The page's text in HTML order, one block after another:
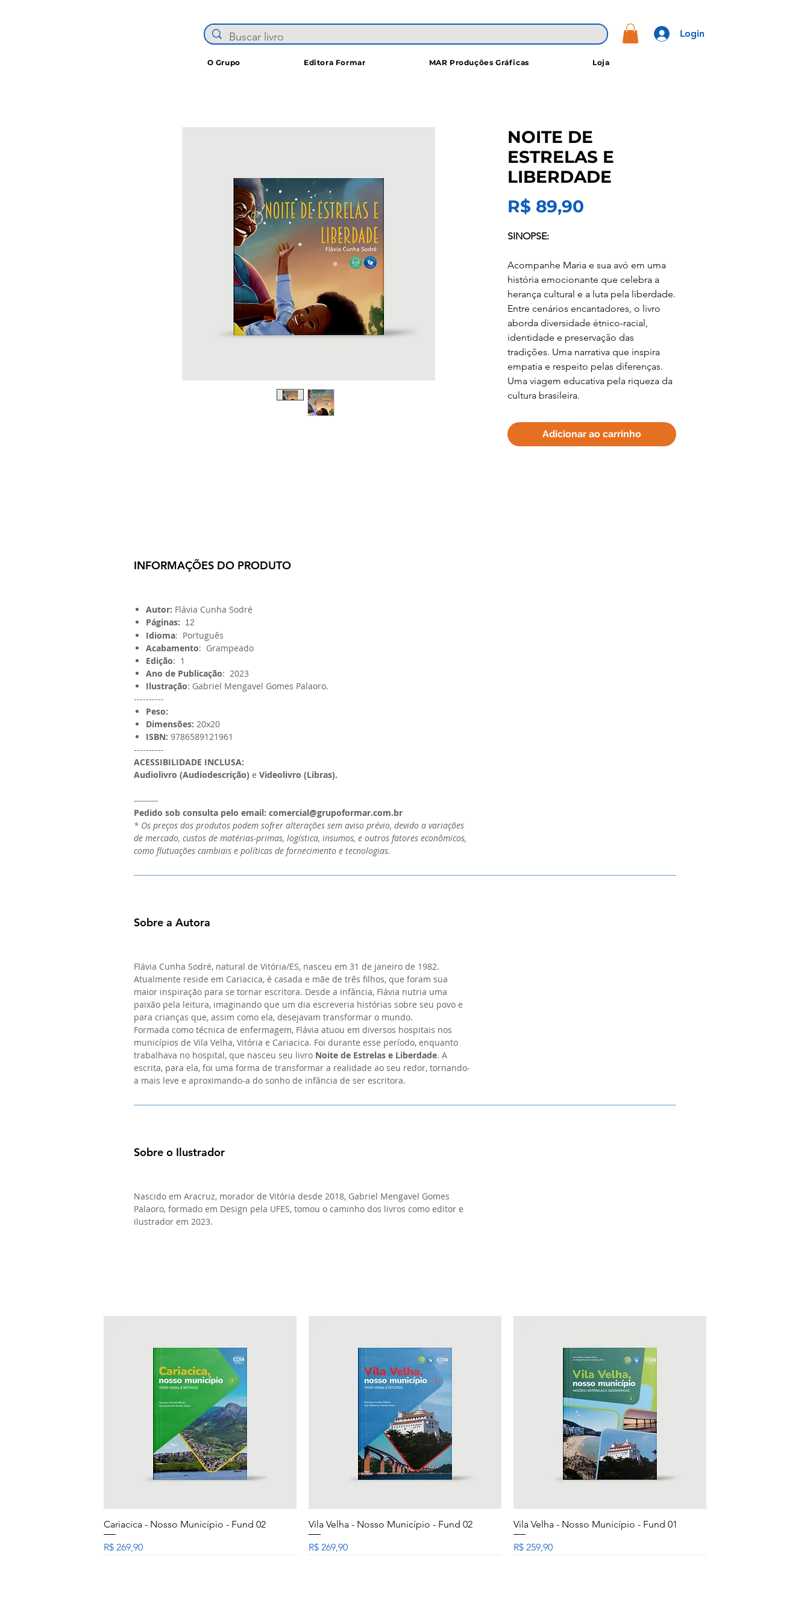
Login
O Grupo Editora Formar MAR Produções Gráficas Loja
NOITE DE
ESTRELAS E
LIBERDADE
R$ 89,90
SINOPSE:
Acompanhe Maria e sua avó em uma
história emocionante que celebra a
herança cultural e a luta pela liberdade.
Entre cenários encantadores, o livro
aborda diversidade étnico-racial,
identidade e preservação das
tradições. Uma narrativa que inspira
empatia e respeito pelas diferenças.
Uma viagem educativa pela riqueza da
cultura brasileira.
Adicionar ao carrinho
INFORMAÇÕES DO PRODUTO
Autor: Flávia Cunha Sodré
Páginas:
12
Idioma: Português
Acabamento: Grampeado
Edição: 1
Ano de Publicação: 2023
Ilustração: Gabriel Mengavel Gomes Palaoro.
----------
Peso:
Dimensões: 20x20
ISBN: 9786589121961
----------
ACESSIBILIDADE INCLUSA:
Audiolivro (Audiodescrição) e Videolivro (Libras).
----------
Pedido sob consulta pelo email: comercial@grupoformar.com.br
* Os preços dos produtos podem sofrer alterações sem aviso prévio, devido a variações
de mercado, custos de matérias-primas, logística, insumos, e outros fatores econômicos,
como flutuações cambiais e políticas de fornecimento e tecnologias.
Sobre a Autora
Flávia Cunha Sodré, natural de Vitória/ES, nasceu em 31 de janeiro de 1982.
Atualmente reside em Cariacica, é casada e mãe de três filhos, que foram sua
maior inspiração para se tornar escritora. Desde a infância, Flávia nutria uma
paixão pela leitura, imaginando que um dia escreveria histórias sobre seu povo e
para crianças que, assim como ela, desejavam transformar o mundo.
Formada como técnica de enfermagem, Flávia atuou em diversos hospitais nos
municípios de Vila Velha, Vitória e Cariacica. Foi durante esse período, enquanto
trabalhava no hospital, que nasceu seu livro Noite de Estrelas e Liberdade. A
escrita, para ela, foi uma forma de transformar a realidade ao seu redor, tornando-
a mais leve e aproximando-a do sonho de infância de ser escritora.
Sobre o Ilustrador
Nascido em Aracruz, morador de Vitória desde 2018, Gabriel Mengavel Gomes
Palaoro, formado em Design pela UFES, tomou o caminho dos livros como editor e
ilustrador em 2023.
Visualização rápida
Cariacica - Nosso Município - Fund 02
Preço
R$ 269,90
Visualização rápida
Vila Velha - Nosso Município - Fund 02
Preço
R$ 269,90
Visualização rápida
Vila Velha - Nosso Município - Fund 01
Preço
R$ 259,90